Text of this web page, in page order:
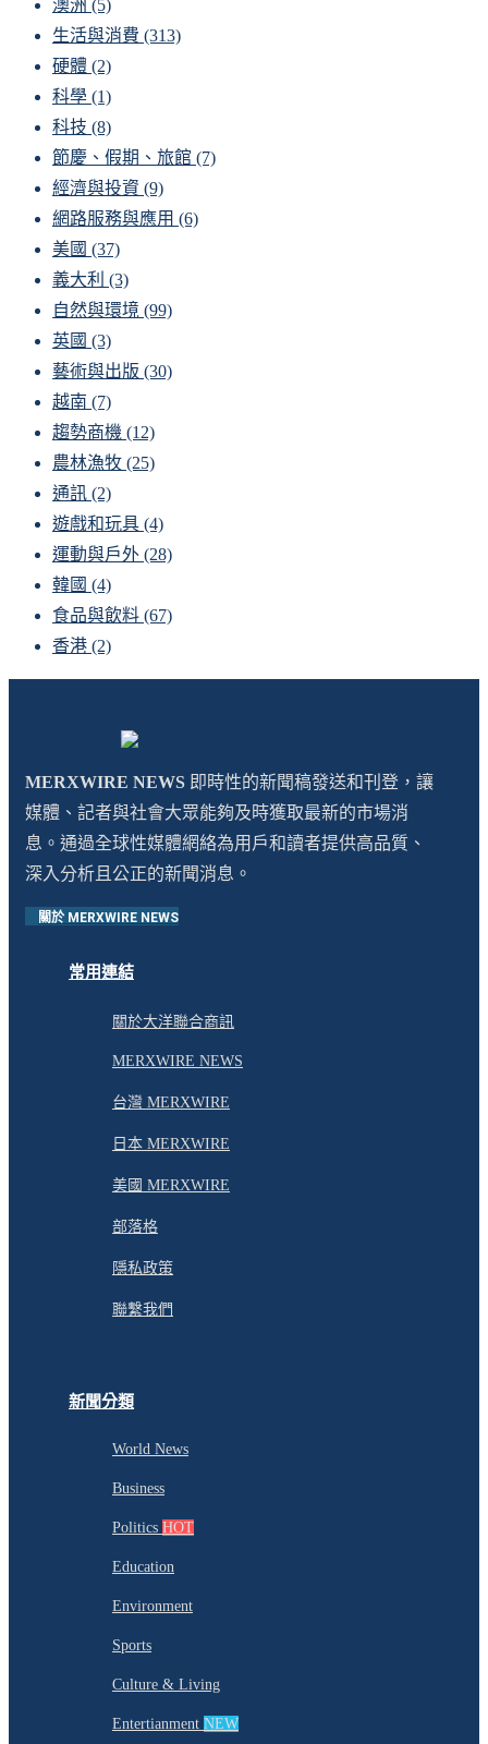
澳洲 (5)
生活與消費 (313)
硬體 (2)
科學 (1)
科技 (8)
節慶、假期、旅館 (7)
經濟與投資 (9)
網路服務與應用 (6)
美國 (37)
義大利 (3)
自然與環境 (99)
英國 (3)
藝術與出版 (30)
越南 (7)
趨勢商機 (12)
農林漁牧 (25)
通訊 (2)
遊戲和玩具 (4)
運動與戶外 (28)
韓國 (4)
食品與飲料 (67)
香港 (2)
MERXWIRE NEWS 即時性的新聞稿發送和刊登，讓
媒體、記者與社會大眾能夠及時獲取最新的市場消
息。通過全球性媒體網絡為用戶和讀者提供高品質、
深入分析且公正的新聞消息。
關於 MERXWIRE NEWS
常用連結
關於大洋聯合商訊
MERXWIRE NEWS
台灣 MERXWIRE
日本 MERXWIRE
美國 MERXWIRE
部落格
隱私政策
聯繫我們
新聞分類
World News
Business
Politics HOT
Education
Environment
Sports
Culture & Living
Entertianment NEW